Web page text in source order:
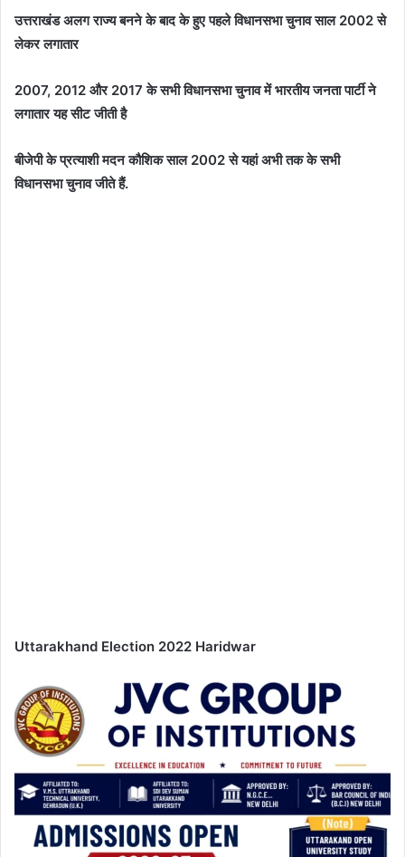
उत्तराखंड अलग राज्य बनने के बाद के हुए पहले विधानसभा चुनाव साल 2002 से
लेकर लगातार
2007, 2012 और 2017 के सभी विधानसभा चुनाव में भारतीय जनता पार्टी ने
लगातार यह सीट जीती है
बीजेपी के प्रत्याशी मदन कौशिक साल 2002 से यहां अभी तक के सभी
विधानसभा चुनाव जीते हैं.
Uttarakhand Election 2022 Haridwar